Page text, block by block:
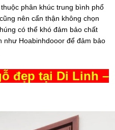
phân khúc trung bình phổ
nên cẩn thận không chọn
có thể khó đảm bảo chất
như Hoabinhdooor để đảm bảo
đẹp tại Di Linh –